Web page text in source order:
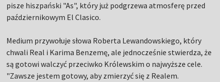
pisze hiszpański "As", który już podgrzewa atmosferę przed
październikowym El Clasico.
Medium przywołuje słowa Roberta Lewandowskiego, który
chwali Real i Karima Benzemę, ale jednocześnie stwierdza, że
są gotowi walczyć przeciwko Królewskim o najwyższe cele.
"Zawsze jestem gotowy, aby zmierzyć się z Realem.